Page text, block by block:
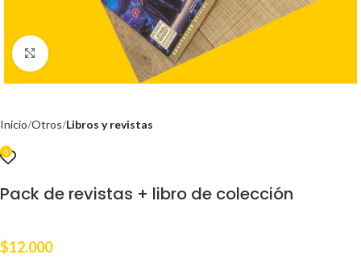
Clic para ampliar
Inicio Otros Libros y revistas
0
Pack de revistas + libro de colección
$12.000